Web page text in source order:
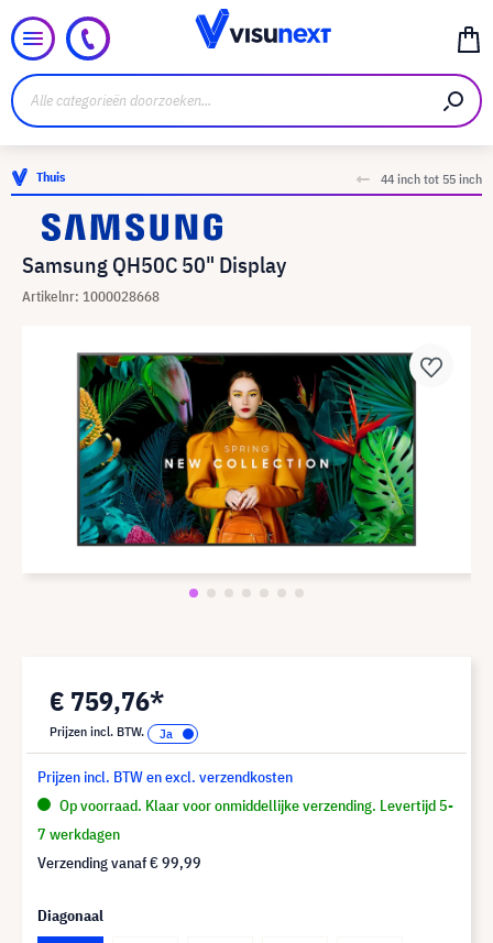
Thuis 44 inch tot 55 inch
Samsung QH50C 50" Display
Artikelnr: 1000028668
€ 759,76*
Prijzen incl. BTW.
Prijzen incl. BTW en excl. verzendkosten
Op voorraad. Klaar voor onmiddellijke verzending. Levertijd 5-
7 werkdagen
Verzending vanaf€ 99,99
Diagonaal